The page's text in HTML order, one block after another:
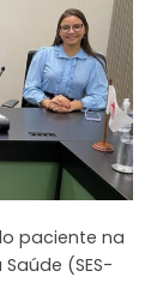
paciente na
(SES-